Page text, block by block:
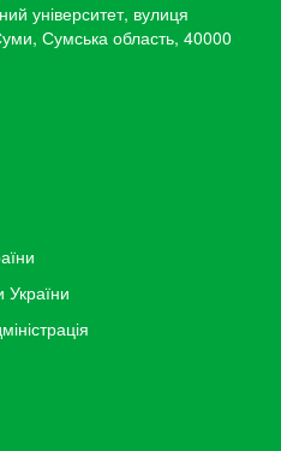
університет, вулиця
Сумська область, 40000
України